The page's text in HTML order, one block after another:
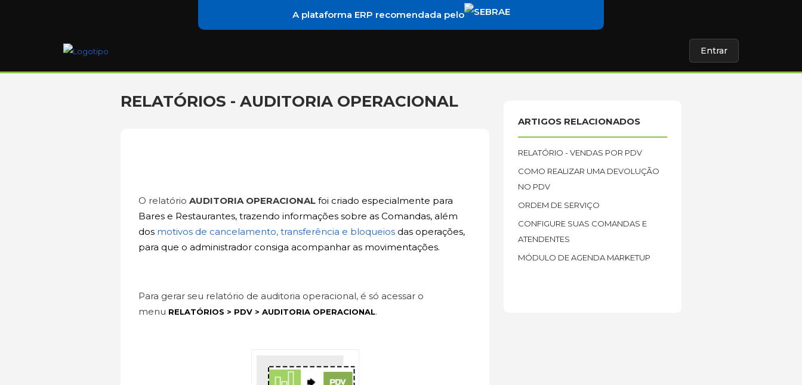
A plataforma ERP recomendada pelo
Entrar
RELATÓRIOS - AUDITORIA OPERACIONAL
O relatório AUDITORIA OPERACIONAL foi criado especialmente para
Bares e Restaurantes, trazendo informações sobre as Comandas, além
dos motivos de cancelamento, transferência e bloqueios das operações,
para que o administrador consiga acompanhar as movimentações.
Para gerar seu relatório de auditoria operacional, é só acessar o
menu RELATÓRIOS > PDV > AUDITORIA OPERACIONAL.
ARTIGOS RELACIONADOS
RELATÓRIO - VENDAS POR PDV
COMO REALIZAR UMA DEVOLUÇÃO
NO PDV
ORDEM DE SERVIÇO
CONFIGURE SUAS COMANDAS E
ATENDENTES
MÓDULO DE AGENDA MARKETUP